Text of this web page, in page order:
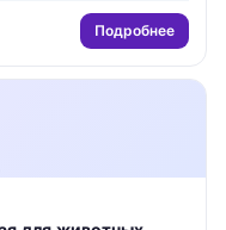
Подробнее